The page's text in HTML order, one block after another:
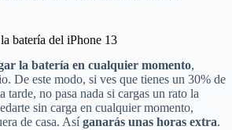
batería del iPhone 13
la batería en cualquier momento,
De este modo, si ves que tienes un 30% de
tarde, no pasa nada si cargas un rato la
sin carga en cualquier momento,
de casa. Asíganarás unas horas extra.